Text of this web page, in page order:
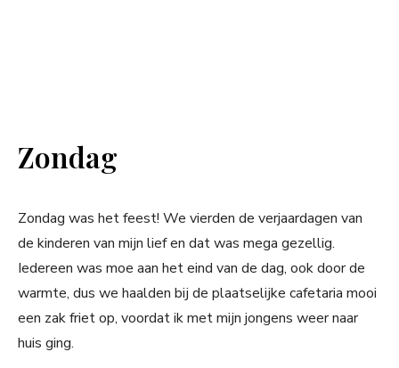
Zondag
Zondag was het feest! We vierden de verjaardagen van
de kinderen van mijn lief en dat was mega gezellig.
Iedereen was moe aan het eind van de dag, ook door de
warmte, dus we haalden bij de plaatselijke cafetaria mooi
een zak friet op, voordat ik met mijn jongens weer naar
huis ging.